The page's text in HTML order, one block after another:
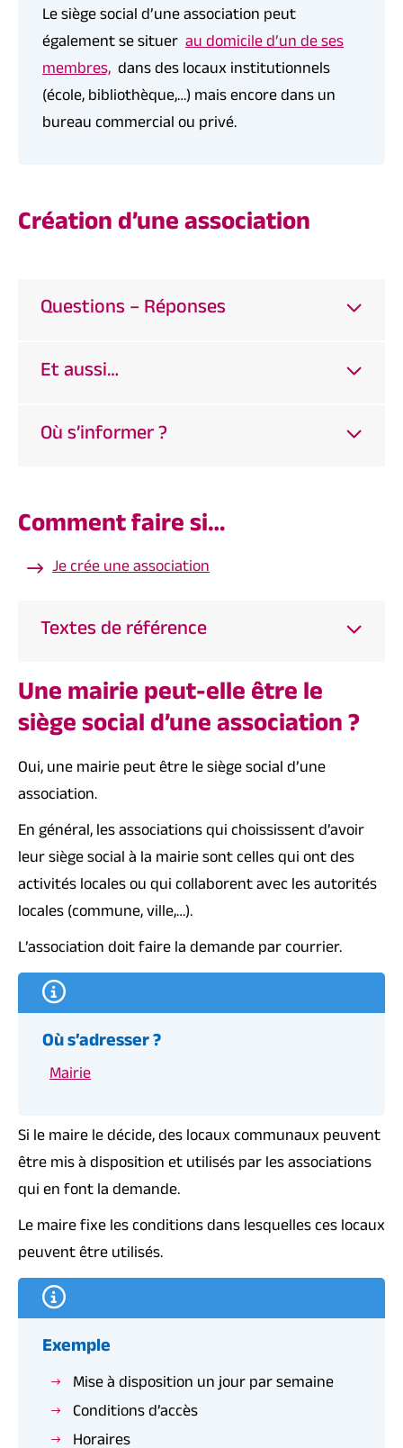
Le siège social d’une association peut
également se situer au domicile d’un de ses
membres, dans des locaux institutionnels
(école, bibliothèque,…) mais encore dans un
bureau commercial ou privé.
Création d’une association
Questions – Réponses
Et aussi…
Où s’informer ?
Comment faire si…
Je crée une association
Textes de référence
Une mairie peut-elle être le
siège social d’une association ?
Oui, une mairie peut être lesiège social d’une
association.
En général, les associations qui choississent d’avoir
leur siège social à la mairie sont celles qui ont des
activités locales ou qui collaborent avec les autorités
locales (commune, ville,…).
L’association doit faire la demande par courrier.
Où s’adresser ?
Mairie
Si le maire le décide, des locaux communaux peuvent
être mis à disposition et utilisés par les associations
qui en font la demande.
Le maire fixe les conditions dans lesquelles ces locaux
peuvent être utilisés.
Exemple
Mise à disposition un jour par semaine
Conditions d’accès
Horaires